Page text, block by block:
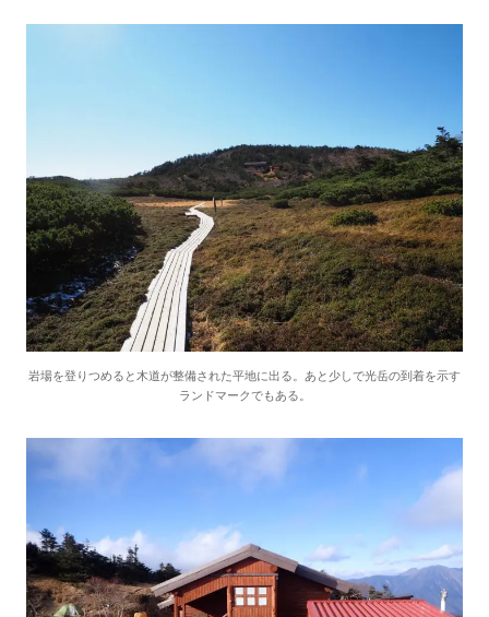
岩場を登りつめると木道が整備された平地に出る。あと少しで光岳の到着を示す
ランドマークでもある。